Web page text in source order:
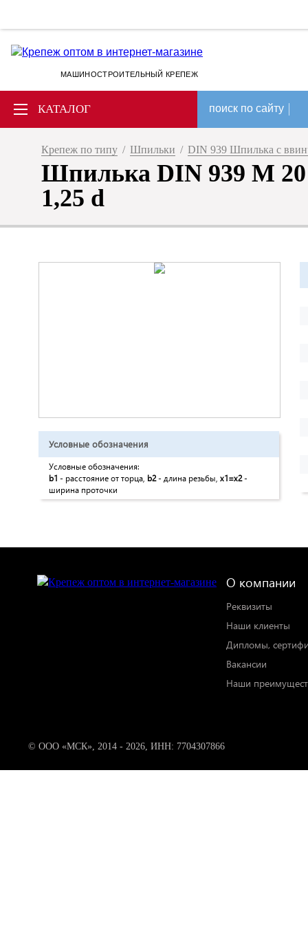
МАШИНОСТРОИТЕЛЬНЫЙ КРЕПЕЖ
КАТАЛОГ поиск по сайту
Крепеж по типу / Шпильки / DIN 939 Шпилька с
Шпилька DIN 939 M 20
1,25 d
Условные обозначения
Условные обозначения:
b1 - расстояние от торца, b2- длина резьбы, x1=x2-
ширина проточки
О компании
Реквизиты
Наши клиенты
Дипломы,
Вакансии
Наши
© ООО «МСК», 2014 - 2026, ИНН: 7704307866